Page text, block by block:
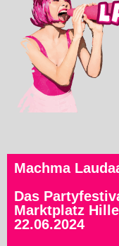
Machma
Das
Marktplatz Hille
22.06.2024